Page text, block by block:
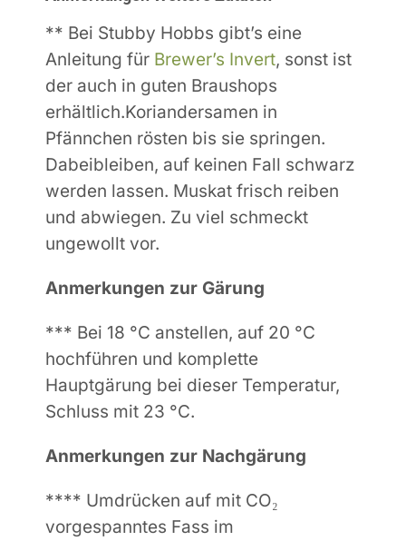
** Bei Stubby Hobbs gibt’s eine
Anleitung für Brewer’s Invert, sonst ist
der auch in guten Braushops
erhältlich.Koriandersamen in
Pfännchen rösten bis sie springen.
Dabeibleiben, auf keinen Fall schwarz
werden lassen. Muskat frisch reiben
und abwiegen. Zu viel schmeckt
ungewollt vor.
Anmerkungen zur Gärung
*** Bei 18 °C anstellen, auf 20 °C
hochführen und komplette
Hauptgärung bei dieser Temperatur,
Schluss mit 23 °C.
Anmerkungen zur Nachgärung
**** Umdrücken auf mit CO₂
vorgespanntes Fass im